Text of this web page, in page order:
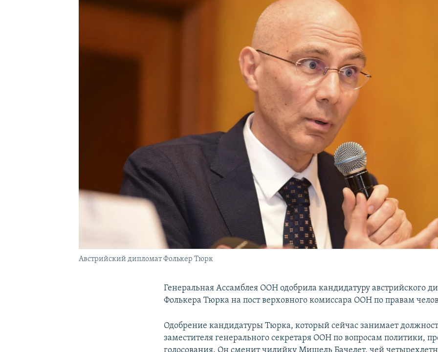
Австрийский дипломат Фолькер Тюрк
Генеральная Ассамблея ООН одобрила кандидатуру австрийского
Фолькера Тюрка на пост верховного комиссара ООН по правам
Одобрение кандидатуры Тюрка, который сейчас занимает
заместителя генерального секретаря ООН по вопросам политики,